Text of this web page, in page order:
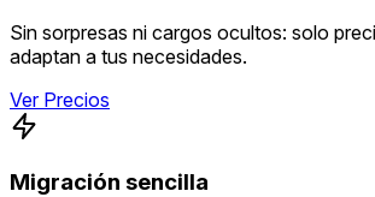
Sin sorpresas ni cargos ocultos: solo
adaptan a tus necesidades.
Ver Precios
Migración sencilla